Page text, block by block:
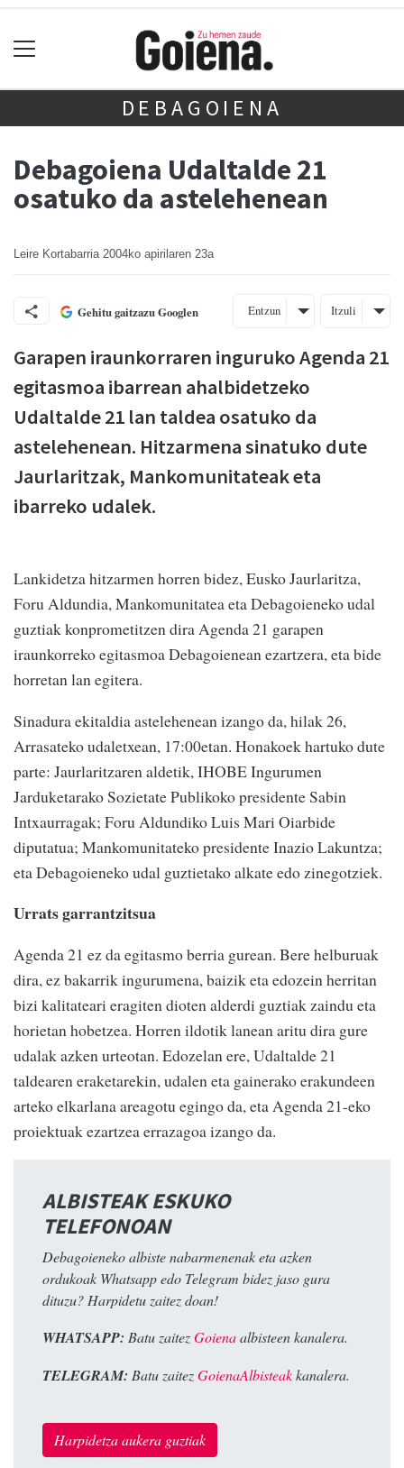
DEBAGOIENA
Debagoiena Udaltalde 21
osatuko da astelehenean
Leire Kortabarria 2004ko apirilaren 23a
Gehitu gaitzazu Googlen Entzun Itzuli
Garapen iraunkorraren inguruko Agenda 21
egitasmoa ibarrean ahalbidetzeko
Udaltalde 21 lan taldea osatuko da
astelehenean. Hitzarmena sinatuko dute
Jaurlaritzak, Mankomunitateak eta
ibarreko udalek.
Lankidetza hitzarmen horren bidez, Eusko Jaurlaritza,
Foru Aldundia, Mankomunitatea eta Debagoieneko udal
guztiak konprometitzen dira Agenda 21 garapen
iraunkorreko egitasmoa Debagoienean ezartzera, eta bide
horretan lan egitera.
Sinadura ekitaldia astelehenean izango da, hilak 26,
Arrasateko udaletxean, 17:00etan. Honakoek hartuko dute
parte: Jaurlaritzaren aldetik, IHOBE Ingurumen
Jarduketarako Sozietate Publikoko presidente Sabin
Intxaurragak; Foru Aldundiko Luis Mari Oiarbide
diputatua; Mankomunitateko presidente Inazio Lakuntza;
eta Debagoieneko udal guztietako alkate edo zinegotziek.
Urrats garrantzitsua
Agenda 21 ez da egitasmo berria gurean. Bere helburuak
dira, ez bakarrik ingurumena, baizik eta edozein herritan
bizi kalitateari eragiten dioten alderdi guztiak zaindu eta
horietan hobetzea. Horren ildotik lanean aritu dira gure
udalak azken urteotan. Edozelan ere, Udaltalde 21
taldearen eraketarekin, udalen eta gainerako erakundeen
arteko elkarlana areagotu egingo da, eta Agenda 21-eko
proiektuak ezartzea errazagoa izango da.
ALBISTEAK ESKUKO
TELEFONOAN
Debagoieneko albiste nabarmenenak eta azken
ordukoak Whatsapp edo Telegram bidez jaso gura
dituzu? Harpidetu zaitez doan!
WHATSAPP: Batu zaitezGoienaalbisteen kanalera.
TELEGRAM: Batu zaitezGoienaAlbisteakkanalera.
Harpidetza aukera guztiak